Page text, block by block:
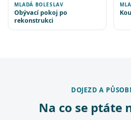
MLADÁ BOLESLAV
Obývací pokoj po
rekonstrukci
DOJEZD A
Na co se ptáte